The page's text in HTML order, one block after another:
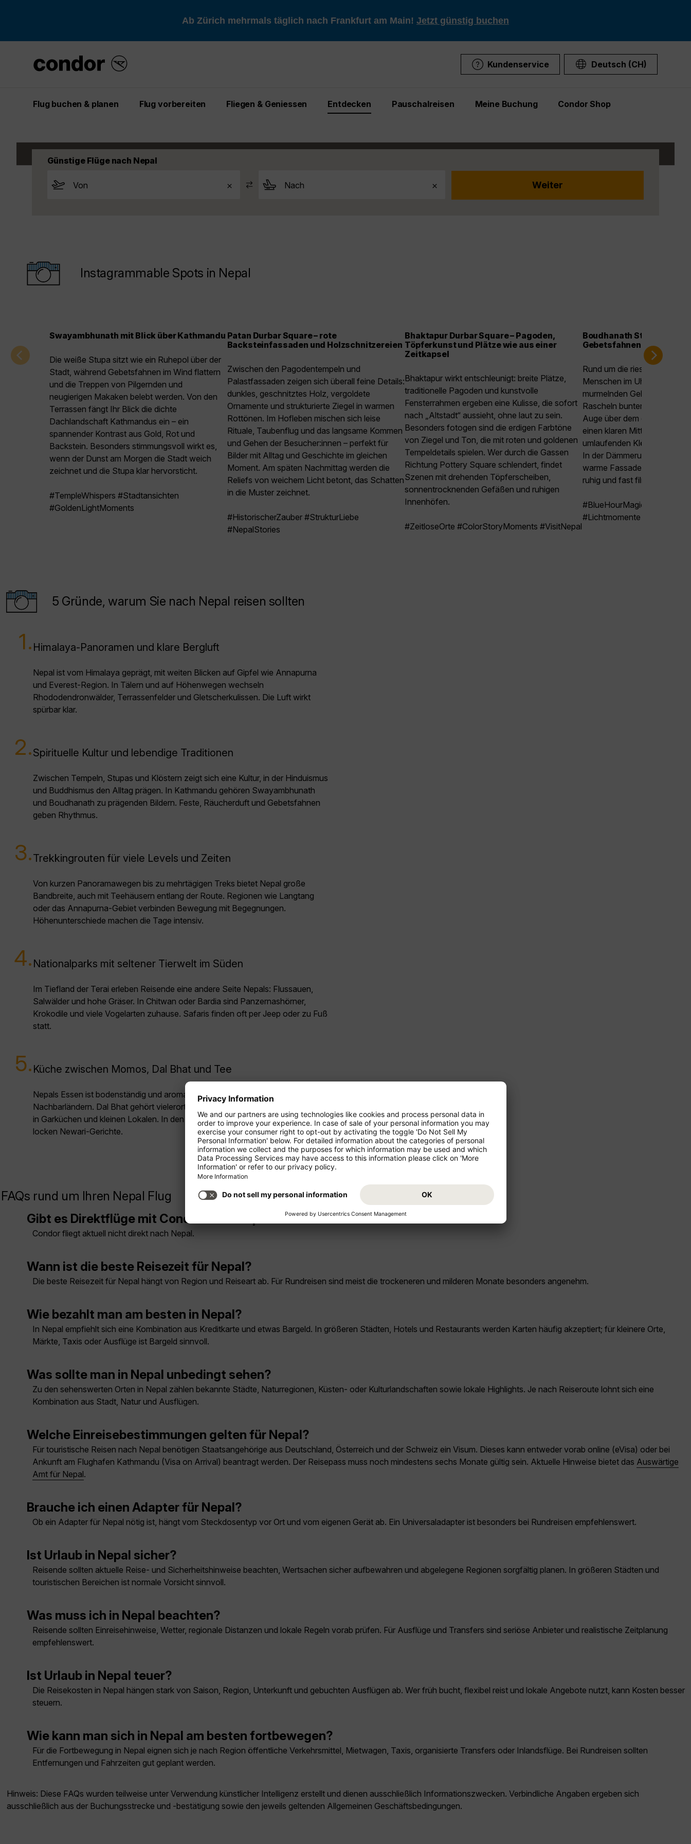
Ab Zürich mehrmals täglich nach Frankfurt am Main! Jetzt günstig buchen
Kundenservice Deutsch (CH)
Flug buchen & planen Flug vorbereiten Fliegen & Geniessen Entdecken Pauschalreisen Meine Buchung Condor Shop
Günstige Flüge nach Nepal
Instagrammable Spots in Nepal
Swayambhunath mit Blick über Kathmandu
Die weiße Stupa sitzt wie ein Ruhepol über der
Stadt, während Gebetsfahnen im Wind flattern
und die Treppen von Pilgernden und
neugierigen Makaken belebt werden. Von den
Terrassen fängt Ihr Blick die dichte
Dachlandschaft Kathmandus ein – ein
spannender Kontrast aus Gold, Rot und
Backstein. Besonders stimmungsvoll wirkt es,
wenn der Dunst am Morgen die Stadt weich
zeichnet und die Stupa klar hervorsticht.
#TempleWhispers #Stadtansichten
#GoldenLightMoments
Patan Durbar Square – rote
Backsteinfassaden und Holzschnitzereien
Zwischen den Pagodentempeln und
Palastfassaden zeigen sich überall feine Details:
dunkles, geschnitztes Holz, vergoldete
Ornamente und strukturierte Ziegel in warmen
Rottönen. Im Hofleben mischen sich leise
Rituale, Taubenflug und das langsame Kommen
und Gehen der Besucher:innen – perfekt für
Bilder mit Alltag und Geschichte im gleichen
Moment. Am späten Nachmittag werden die
Reliefs von weichem Licht betont, das Schatten
in die Muster zeichnet.
#HistorischerZauber #StrukturLiebe
#NepalStories
Bhaktapur Durbar Square – Pagoden,
Töpferkunst und Plätze wie aus einer
Zeitkapsel
Bhaktapur wirkt entschleunigt: breite Plätze,
traditionelle Pagoden und kunstvolle
Fensterrahmen ergeben eine Kulisse, die sofort
nach „Altstadt“ aussieht, ohne laut zu sein.
Besonders fotogen sind die erdigen Farbtöne
von Ziegel und Ton, die mit roten und goldenen
Tempeldetails spielen. Wer durch die Gassen
Richtung Pottery Square schlendert, findet
Szenen mit drehenden Töpferscheiben,
sonnentrocknenden Gefäßen und ruhigen
Innenhöfen.
#ZeitloseOrte #ColorStoryMoments #VisitNepal
Boudhanath Stupa –
Gebetsfahnen
Rund um die riesige Stupa
Menschen im Uhrzeigersinn,
murmelnden Gebeten,
Rascheln bunter Fahnen.
Auge über dem goldenen
einen klaren Mittelpunkt,
umlaufenden Klöster Tiefe
In der Dämmerung leuchten
warme Fassadenlichter,
ruhig und fast filmisch wirkt.
#BlueHourMagic
#Lichtmomente
5 Gründe, warum Sie nach Nepal reisen sollten
1. Himalaya-Panoramen und klare Bergluft
Nepal ist vom Himalaya geprägt, mit weiten Blicken auf Gipfel wie Annapurna
und Everest-Region. In Tälern und auf Höhenwegen wechseln
Rhododendronwälder, Terrassenfelder und Gletscherkulissen. Die Luft wirkt
spürbar klar.
2.Spirituelle Kultur und lebendige Traditionen
Zwischen Tempeln, Stupas und Klöstern zeigt sich eine Kultur, in der Hinduismus
und Buddhismus den Alltag prägen. In Kathmandu gehören Swayambhunath
und Boudhanath zu prägenden Bildern. Feste, Räucherduft und Gebetsfahnen
geben Rhythmus.
3.Trekkingrouten für viele Levels und Zeiten
Von kurzen Panoramawegen bis zu mehrtägigen Treks bietet Nepal große
Bandbreite, auch mit Teehäusern entlang der Route. Regionen wie Langtang
oder das Annapurna-Gebiet verbinden Bewegung mit Begegnungen.
Höhenunterschiede machen die Tage intensiv.
4. Nationalparks mit seltener Tierwelt im Süden
Im Tiefland der Terai erleben Reisende eine andere Seite Nepals: Flussauen,
Salwälder und hohe Gräser. In Chitwan oder Bardia sind Panzernashörner,
Krokodile und viele Vogelarten zuhause. Safaris finden oft per Jeep oder zu Fuß
statt.
5. Küche zwischen Momos, Dal Bhat und Tee
Nepals Essen ist bodenständig und aromatisch, geprägt von Bergregionen und
Nachbarländern. Dal Bhat gehört vielerorts zum Tagesrhythmus, Momos stehen
in Garküchen und kleinen Lokalen. In den Hügeln wärmt Masala-Tee, in Städten
locken Newari-Gerichte.
FAQs rund um Ihren Nepal Flug
Gibt es Direktflüge mit Condor nach Nepal?
Condor fliegt aktuell nicht direkt nach Nepal.
Wann ist die beste Reisezeit für Nepal?
Die beste Reisezeit für Nepal hängt von Region und Reiseart ab. Für Rundreisen sind meist die trockeneren und milderen Monate besonders angenehm.
Wie bezahlt man am besten in Nepal?
In Nepal empfiehlt sich eine Kombination aus Kreditkarte und etwas Bargeld. In größeren Städten, Hotels und Restaurants werden Karten häufig akzeptiert; für kleinere Orte,
Märkte, Taxis oder Ausflüge ist Bargeld sinnvoll.
Was sollte man in Nepal unbedingt sehen?
Zu den sehenswerten Orten in Nepal zählen bekannte Städte, Naturregionen, Küsten- oder Kulturlandschaften sowie lokale Highlights. Je nach Reiseroute lohnt sich eine
Kombination aus Stadt, Natur und Ausflügen.
Welche Einreisebestimmungen gelten für Nepal?
Für touristische Reisen nach Nepal benötigen Staatsangehörige aus Deutschland, Österreich und der Schweiz ein Visum. Dieses kann entweder vorab online (eVisa) oder bei
Ankunft am Flughafen Kathmandu (Visa on Arrival) beantragt werden. Der Reisepass muss noch mindestens sechs Monate gültig sein. Aktuelle Hinweise bietet das Auswärtige
Amt für Nepal.
Brauche ich einen Adapter für Nepal?
Ob ein Adapter für Nepal nötig ist, hängt vom Steckdosentyp vor Ort und vom eigenen Gerät ab. Ein Universaladapter ist besonders bei Rundreisen empfehlenswert.
Ist Urlaub in Nepal sicher?
Reisende sollten aktuelle Reise- und Sicherheitshinweise beachten, Wertsachen sicher aufbewahren und abgelegene Regionen sorgfältig planen. In größeren Städten und
touristischen Bereichen ist normale Vorsicht sinnvoll.
Was muss ich in Nepal beachten?
Reisende sollten Einreisehinweise, Wetter, regionale Distanzen und lokale Regeln vorab prüfen. Für Ausflüge und Transfers sind seriöse Anbieter und realistische Zeitplanung
empfehlenswert.
Ist Urlaub in Nepal teuer?
Die Reisekosten in Nepal hängen stark von Saison, Region, Unterkunft und gebuchten Ausflügen ab. Wer früh bucht, flexibel reist und lokale Angebote nutzt, kann Kosten besser
steuern.
Wie kann man sich in Nepal am besten fortbewegen?
Für die Fortbewegung in Nepal eignen sich je nach Region öffentliche Verkehrsmittel, Mietwagen, Taxis, organisierte Transfers oder Inlandsflüge. Bei Rundreisen sollten
Entfernungen und Fahrzeiten gut geplant werden.
Hinweis: Diese FAQs wurden teilweise unter Verwendung künstlicher Intelligenz erstellt und dienen ausschließlich Informationszwecken. Verbindliche Angaben ergeben sich
ausschließlich aus der Buchungsstrecke und -bestätigung sowie den jeweils geltenden Allgemeinen Geschäftsbedingungen.